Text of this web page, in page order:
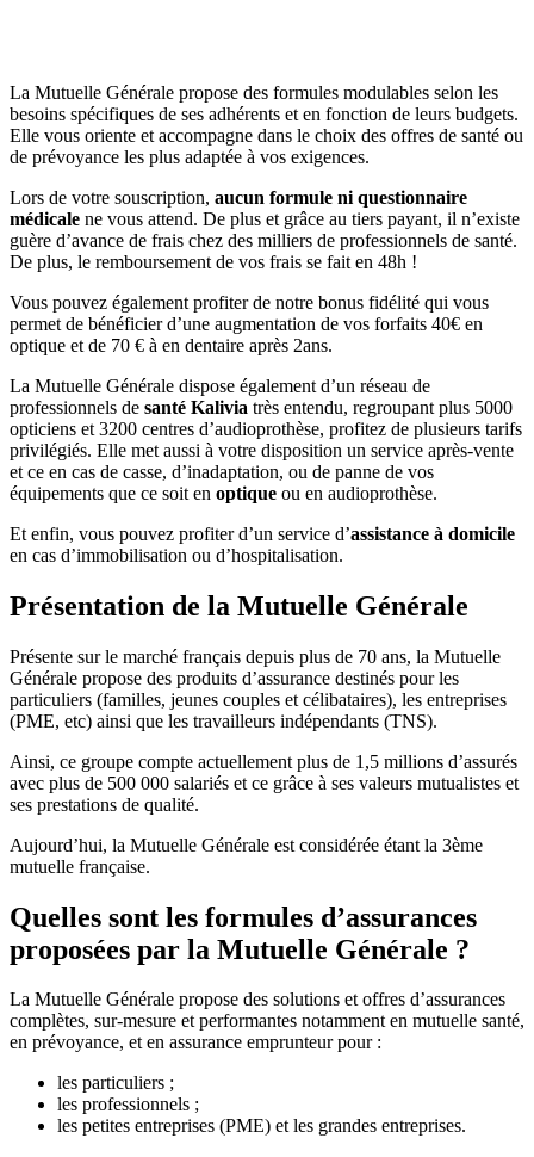
La Mutuelle Générale propose des formules modulables selon les
besoins spécifiques de ses adhérents et en fonction de leurs budgets.
Elle vous oriente et accompagne dans le choix des offres de santé ou
de prévoyance les plus adaptée à vos exigences.
Lors de votre souscription, aucun formule ni questionnaire
médicale ne vous attend. De plus et grâce au tiers payant, il n’existe
guère d’avance de frais chez des milliers de professionnels de santé.
De plus, le remboursement de vos frais se fait en 48h !
Vous pouvez également profiter de notre bonus fidélité qui vous
permet de bénéficier d’une augmentation de vos forfaits 40€ en
optique et de 70 € à en dentaire après 2ans.
La Mutuelle Générale dispose également d’un réseau de
professionnels de santé Kalivia très entendu, regroupant plus 5000
opticiens et 3200 centres d’audioprothèse, profitez de plusieurs tarifs
privilégiés. Elle met aussi à votre disposition un service après-vente
et ce en cas de casse, d’inadaptation, ou de panne de vos
équipements que ce soit en optique ou en audioprothèse.
Et enfin, vous pouvez profiter d’un service d’assistance à domicile
en cas d’immobilisation ou d’hospitalisation.
Présentation de la Mutuelle Générale
Présente sur le marché français depuis plus de 70 ans, la Mutuelle
Générale propose des produits d’assurance destinés pour les
particuliers (familles, jeunes couples et célibataires), les entreprises
(PME, etc) ainsi que les travailleurs indépendants (TNS).
Ainsi, ce groupe compte actuellement plus de 1,5 millions d’assurés
avec plus de 500 000 salariés et ce grâce à ses valeurs mutualistes et
ses prestations de qualité.
Aujourd’hui, la Mutuelle Générale est considérée étant la 3ème
mutuelle française.
Quelles sont les formules d’assurances
proposées par la Mutuelle Générale ?
La Mutuelle Générale propose des solutions et offres d’assurances
complètes, sur-mesure et performantes notamment en mutuelle santé,
en prévoyance, et en assurance emprunteur pour :
les particuliers ;
les professionnels ;
les petites entreprises (PME) et les grandes entreprises.